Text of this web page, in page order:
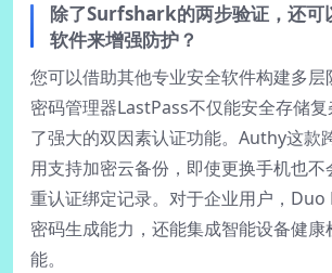
除了Surfshark的两步验证，还可
软件来增强防护？
您可以借助其他专业安全软件构建多层
密码管理器LastPass不仅能安全存储
了强大的双因素认证功能。Authy这款
用支持加密云备份，即使更换手机也不
重认证绑定记录。对于企业用户，
密码生成能力，还能集成智能设备健康
能。